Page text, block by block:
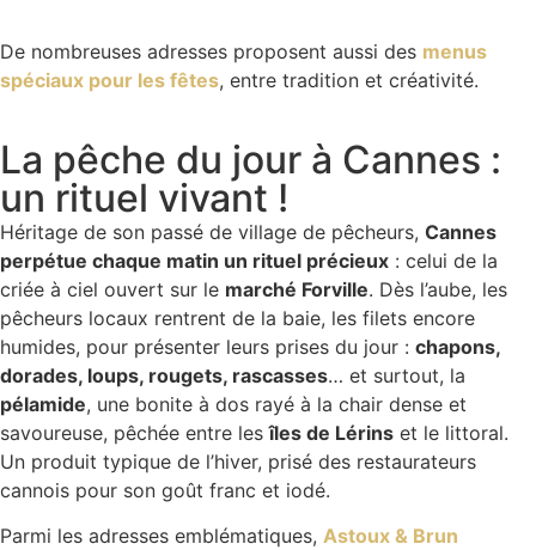
De nombreuses adresses proposent aussi des menus
spéciaux pour les fêtes, entre tradition et créativité.
La pêche du jour à Cannes :
un rituel vivant !
Héritage de son passé de village de pêcheurs, Cannes
perpétue chaque matin un rituel précieux : celui de la
criée à ciel ouvert sur le marché Forville. Dès l’aube, les
pêcheurs locaux rentrent de la baie, les filets encore
humides, pour présenter leurs prises du jour : chapons,
dorades, loups, rougets, rascasses… et surtout, la
pélamide, une bonite à dos rayé à la chair dense et
savoureuse, pêchée entre lesîles de Lérins et le littoral.
Un produit typique de l’hiver, prisé des restaurateurs
cannois pour son goût franc et iodé.
Parmi les adresses emblématiques, Astoux & Brun